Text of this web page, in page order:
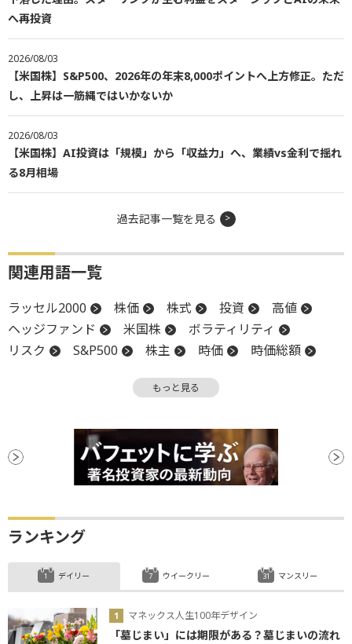
へ再投資
2026/08/03
【米国株】S&P500、2026年の年末8,000ポイントへ上方修正。ただ
し、上昇は一筋縄ではいかないか
2026/08/03
【米国株】AI投資は「規模」から「収益力」へ、業績vs金利で揺れ
る8月相場
過去記事一覧を見る
関連用語一覧
ラッセル2000 株価 株式 投資
高値
ヘッジファンド
米国株
ボラティリティ
リスク
S&P500 株主 時価
時価総額
ファンドもっと見る
ランキング
デイリー
マネックス人生100年デザイン
「墓じまい」には期限がある？墓じまいの流れ
ウイークリー マンスリー